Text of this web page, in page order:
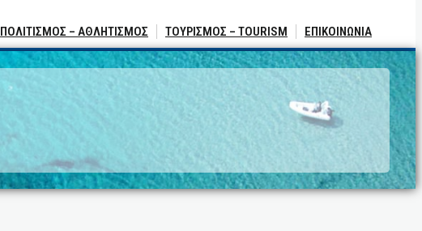
ΠΟΛΙΤΙΣΜΟΣ – ΑΘΛΗΤΙΣΜΟΣ ΤΟΥΡΙΣΜΟΣ – TOURISM ΕΠΙΚΟΙΝΩΝΙΑ